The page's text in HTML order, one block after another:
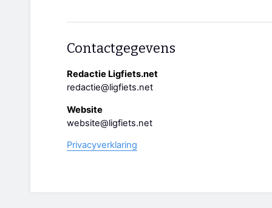
Contactgegevens
Redactie Ligfiets.net
redactie@ligfiets.net
Website
website@ligfiets.net
Privacyverklaring